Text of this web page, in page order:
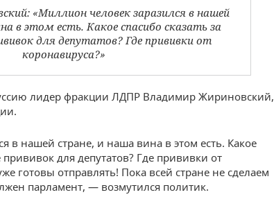
«Миллион человек заразился в нашей
в этом есть. Какое спасибо сказать за
для депутатов? Где прививки от
коронавируса?»
лидер фракции ЛДПР Владимир Жириновский,
в нашей стране, и наша вина в этом есть. Какое
прививок для депутатов? Где прививки от
готовы отправлять! Пока всей стране не сделаем
парламент, — возмутился политик.